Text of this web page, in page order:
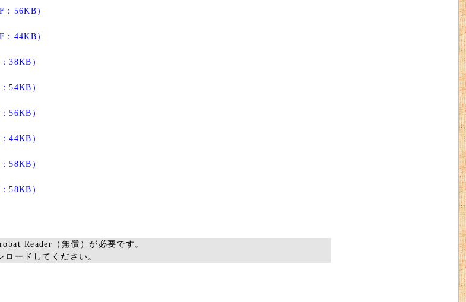
56KB）
44KB）
38KB）
54KB）
56KB）
44KB）
58KB）
58KB）
Reader（無償）が必要です。
ードしてください。